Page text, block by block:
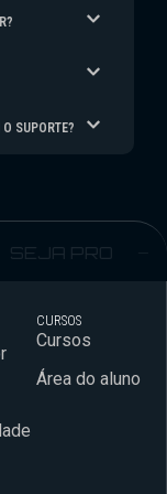
SUPORTE?
SEJA PRO
CURSOS
Cursos
Área do aluno